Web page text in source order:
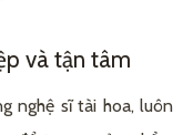
và tận tâm
nghệ sĩ tài hoa, luôn